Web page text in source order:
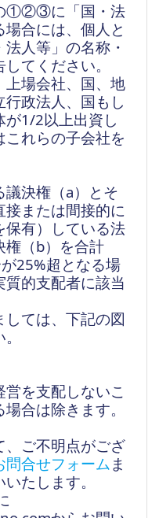
①②③に「国・法
合には、個人と
人等」の名称・
てください。
上場会社、国、地
政法人、国もし
が1/2以上出資し
れらの子会社を
決権（a）とそ
または間接的に
保有）している法
権（b）を合計
が25%超となる場
的支配者に該当
ては、下記の図
を支配しないこ
合は除きます。
、ご不明点がござ
問合せフォームま
たします。